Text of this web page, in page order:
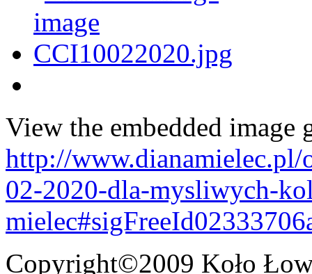
View the embedded image
http://www.dianamielec.pl/
02-2020-dla-mysliwych-
Copyright©2009 Koło